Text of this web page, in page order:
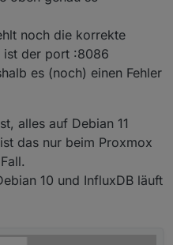
-e /usr/lib/influxdb/
1
influxd-systemd-
influxd-systemd-
influxd-systemd-
influxd-systemd-
influxd-systemd-
noch die korrekte
ist der port :8086
es (noch) einen Fehler
alles auf Debian 11
das nur beim Proxmox
10 und InfluxDB läuft